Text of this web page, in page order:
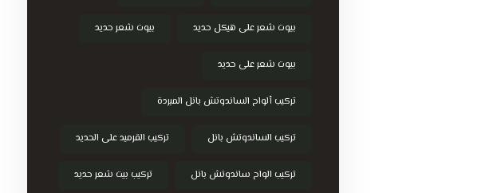
بيوت شعر على هيكل حديد بيوت شعر حديد
بيوت شعر على حديد
تركيب ألواح الساندوتش بانل المبردة
تركيب الساندوتش بانل تركيب القرميد على الحديد
تركيب الواح ساندوتش بانل تركيب بيت شعر حديد